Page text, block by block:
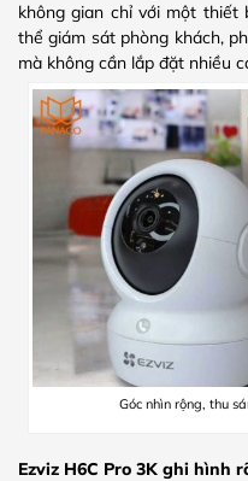
không gian chỉ với một thiết
thể giám sát phòng khách,
mà không cần lắp đặt nhiều
Góc nhìn rộng, thu
Ezviz H6C Pro 3K ghi hình